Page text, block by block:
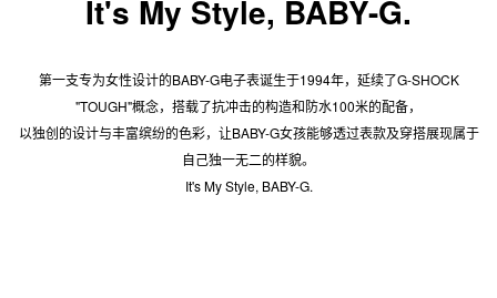
It's My Style, BABY-G.
第一支专为女性设计的BABY-G电子表诞生于1994年，延续了G-SHOCK
"TOUGH"概念，搭载了抗冲击的构造和防水100米的配备，
以独创的设计与丰富缤纷的色彩，让BABY-G女孩能够透过表款及穿搭展现属于
自己独一无二的样貌。
It's My Style, BABY-G.